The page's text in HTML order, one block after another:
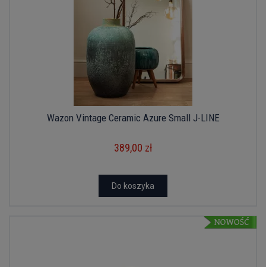
Wazon Vintage Ceramic Azure Small J-LINE
389,00 zł
Do koszyka